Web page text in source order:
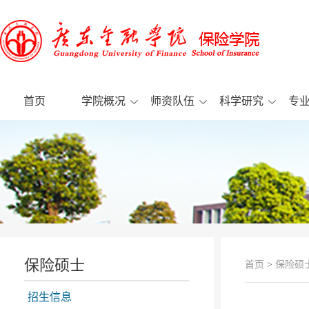
首页 学院概况 师资队伍 科学研究 专
保险硕士
招生信息
首页 > 保险硕